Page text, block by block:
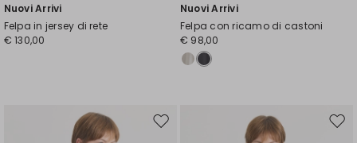
Nuovi Arrivi
Felpa in jersey di rete
€ 130,00
Nuovi Arrivi
Felpa con ricamo di castoni
€ 98,00
Sposta